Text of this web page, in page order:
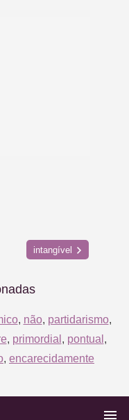
intangível
, não, partidarismo,
, primordial , pontual ,
, encarecidamente